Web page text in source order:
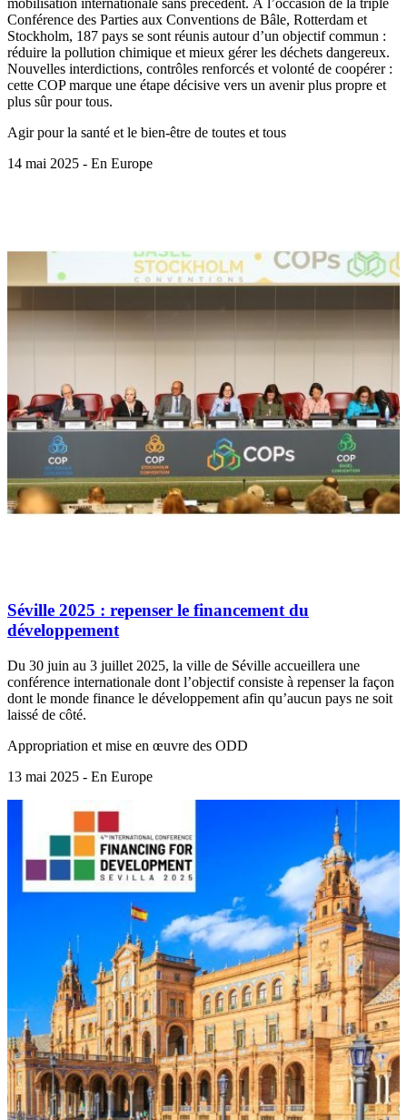
mobilisation internationale sans précédent. À l’occasion de la triple
Conférence des Parties aux Conventions de Bâle, Rotterdam et
Stockholm, 187 pays se sont réunis autour d’un objectif commun :
réduire la pollution chimique et mieux gérer les déchets dangereux.
Nouvelles interdictions, contrôles renforcés et volonté de coopérer :
cette COP marque une étape décisive vers un avenir plus propre et
plus sûr pour tous.
Agir pour la santé et le bien-être de toutes et tous
14 mai 2025 - En Europe
Séville 2025 : repenser le financement du
développement
Du 30 juin au 3 juillet 2025, la ville de Séville accueillera une
conférence internationale dont l’objectif consiste à repenser la façon
dont le monde finance le développement afin qu’aucun pays ne soit
laissé de côté.
Appropriation et mise en œuvre des ODD
13 mai 2025 - En Europe